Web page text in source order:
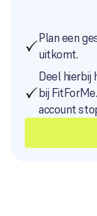
Plan een
uitkomt.
Deel hierbij
bij
account